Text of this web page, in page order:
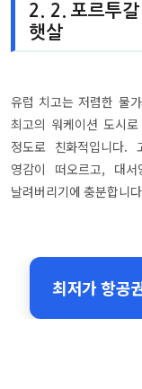
2. 2. 포르투
햇살
유럽 치고는 저렴한 물
최고의 워케이션 도시
정도로 친화적입니다.
영감이 떠오르고, 대
날려버리기에 충분합니
최저가 항공